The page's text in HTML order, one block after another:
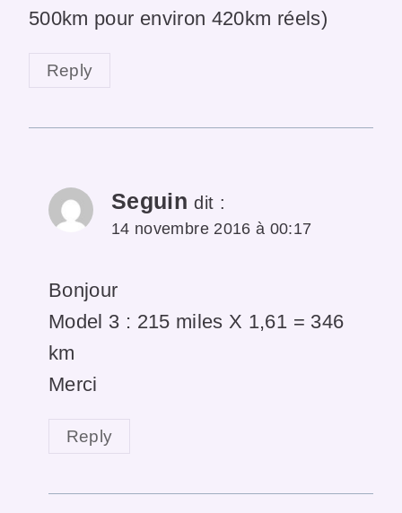
500km pour environ 420km réels)
Reply
Seguin dit :
14 novembre 2016 à 00:17
Bonjour
Model 3 : 215 miles X 1,61 = 346
km
Merci
Reply